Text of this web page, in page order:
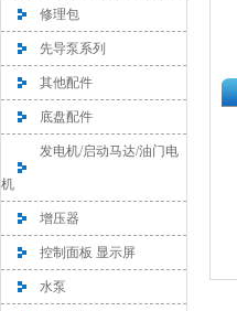
修理包
先导泵系列
其他配件
底盘配件
发电机/启动马达/油门电
机
增压器
控制面板 显示屏
水泵